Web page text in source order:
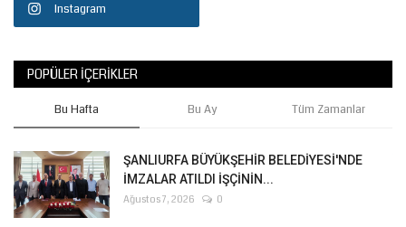
Instagram
POPÜLER İÇERIKLER
Bu Hafta Bu Ay Tüm Zamanlar
ŞANLIURFA BÜYÜKŞEHİR BELEDİYESİ'NDE
İMZALAR ATILDI İŞÇİNİN...
Ağustos 7, 2026 0